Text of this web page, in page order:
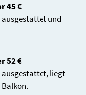
45 €
ausgestattet und
52 €
ausgestattet, liegt